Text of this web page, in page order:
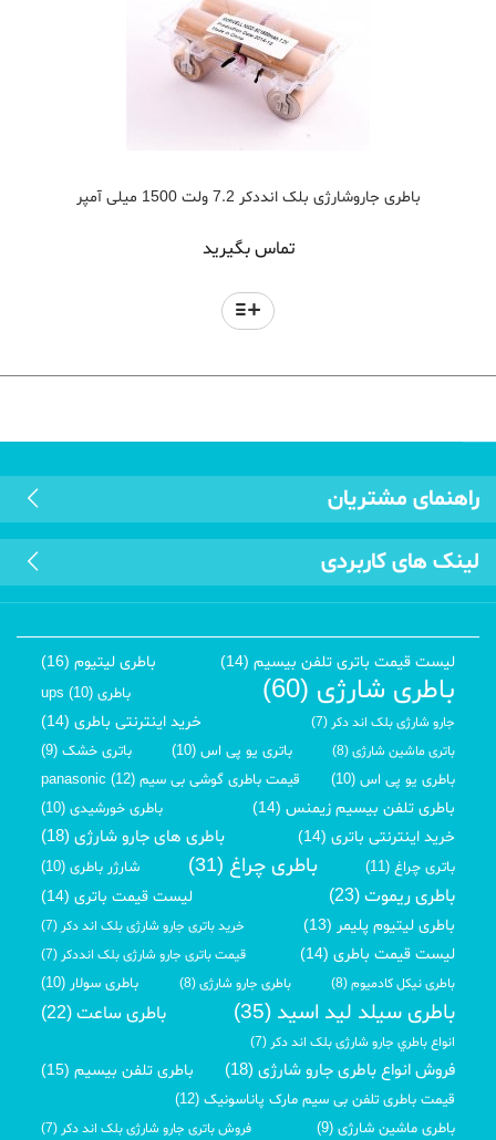
باطری جاروشارژی بلک انددکر 7.2 ولت 1500 میلی آمپر
تماس بگیرید
راهنمای مشتریان
لینک های کاربردی
لیست قیمت باتری تلفن بیسیم (14) باطری لیتیوم (16)
باطری شارژی (60) باطری ups (10)
جارو شارژی بلک اند دکر (7) خرید اینترنتی باطری (14)
باتری ماشین شارژی (8) باتری یو پی اس (10)
باتری خشک (9)
باطری یو پی اس (10)
قیمت باطری گوشی بی سیم panasonic (12)
باطری تلفن بیسیم زیمنس (14) باطری خورشیدی (10)
خرید اینترنتی باتری (14) باطری های جارو شارژی (18)
باتری چراغ (11) باطری چراغ (31) شارژر باطری (10)
باطری ریموت (23)
لیست قیمت باتری (14)
باطری لیتیوم پلیمر (13)
خرید باتری جارو شارژی بلک اند دکر (7)
لیست قیمت باطری (14)
قیمت باتری جارو شارژی بلک انددکر (7)
باطری نیکل کادمیوم (8)
باطری جارو شارژی (8) باطری سولار (10)
باطری سیلد لید اسید (35) باطری ساعت (22)
انواع باطري جارو شارژی بلک اند دکر (7)
فروش انواع باطری جارو شارژی (18) باطری تلفن بیسیم (15)
قیمت باطری تلفن بی سیم مارک پاناسونیک (12)
باطری ماشین شارژی (9)
فروش باتری جارو شارژی بلک اند دکر (7)